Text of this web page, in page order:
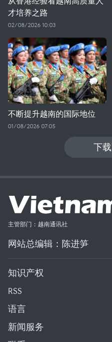
才培养之路
02/08/2026 10:03
不断提升越南的国际地位
01/08/2026 07:05
下
主管部门：越南通讯社
网站总编辑：陈进笋
知识产权
RSS
语言
新闻服务